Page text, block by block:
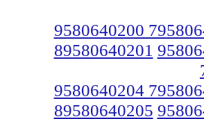
9580640200
89580640201
9580640204
89580640205